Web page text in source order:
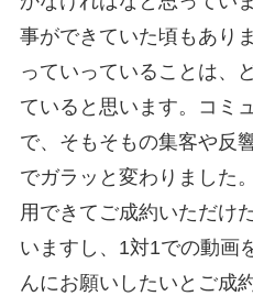
事ができていた頃もあり
っていっていることは、
ていると思います。コミ
で、そもそもの集客や反
でガラッと変わりました
用できてご成約いただけ
いますし、1対1での動画
んにお願いしたいとご成